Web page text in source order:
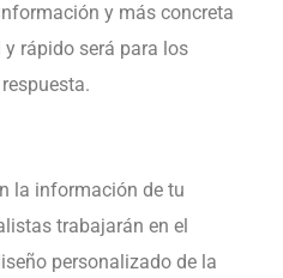
y más concreta
rápido será para los
la información de tu
trabajarán en el
personalizado de la